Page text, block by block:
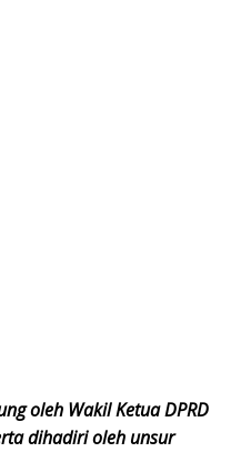
oleh Wakil Ketua DPRD
dihadiri oleh unsur